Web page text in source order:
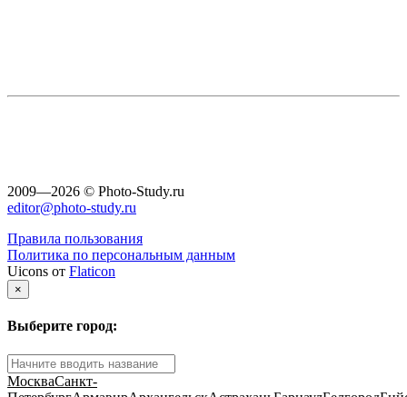
2009—2026 © Photo-Study.ru
editor@photo-study.ru
Правила пользования
Политика по персональным данным
Uicons от Flaticon
×
Выберите город:
МоскваСанкт-